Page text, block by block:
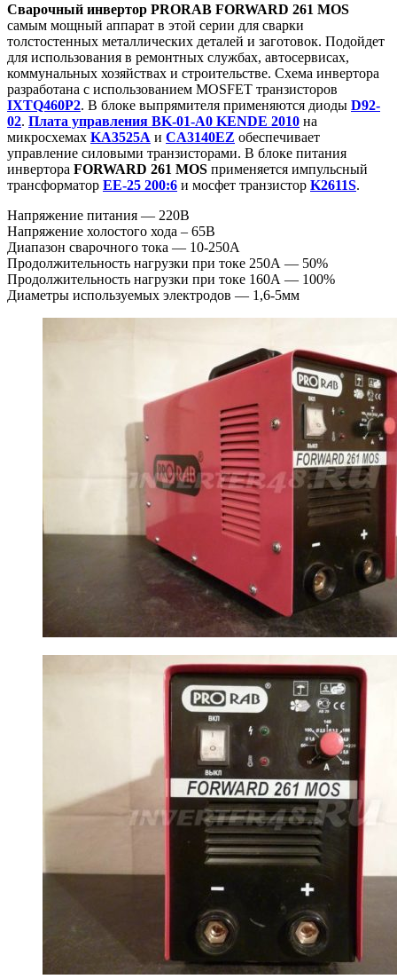
Сварочный инвертор PRORAB FORWARD 261 MOS
самым мощный аппарат в этой серии для сварки
толстостенных металлических деталей и заготовок. Подойдет
для использования в ремонтных службах, автосервисах,
коммунальных хозяйствах и строительстве. Схема инвертора
разработана с использованием MOSFET транзисторов
IXTQ460P2. В блоке выпрямителя применяются диоды D92-
02. Плата управления BK-01-A0 KENDE 2010 на
микросхемах KA3525A и CA3140EZ обеспечивает
управление силовыми транзисторами. В блоке питания
инвертора FORWARD 261 MOS применяется импульсный
трансформатор EE-25 200:6 и мосфет транзистор K2611S.
Напряжение питания — 220В
Напряжение холостого хода – 65В
Диапазон сварочного тока — 10-250А
Продолжительность нагрузки при токе 250А — 50%
Продолжительность нагрузки при токе 160А — 100%
Диаметры используемых электродов — 1,6-5мм